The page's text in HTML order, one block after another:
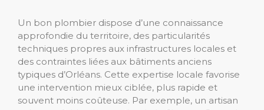
Un bon plombier dispose d’une connaissance
approfondie du territoire, des particularités
techniques propres aux infrastructures locales et
des contraintes liées aux bâtiments anciens
typiques d’Orléans. Cette expertise locale favorise
une intervention mieux ciblée, plus rapide et
souvent moins coûteuse. Par exemple, un artisan